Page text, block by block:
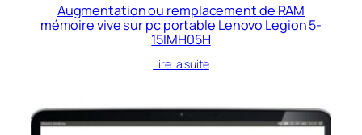
Augmentation ou remplacement de RAM
mémoire vive sur pc portable Lenovo Legion 5-
15IMH05H
Lire la suite